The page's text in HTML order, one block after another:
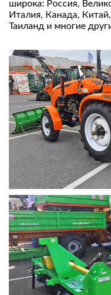
широка: Россия,
Италия, Канада,
Таиланд и многие